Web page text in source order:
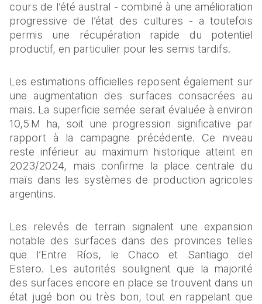
cours de l’été austral - combiné à une amélioration
progressive de l’état des cultures - a toutefois
permis une récupération rapide du potentiel
productif, en particulier pour les semis tardifs.
Les estimations officielles reposent également sur
une augmentation des surfaces consacrées au
maïs. La superficie semée serait évaluée à environ
10,5 M ha, soit une progression significative par
rapport à la campagne précédente. Ce niveau
reste inférieur au maximum historique atteint en
2023/2024, mais confirme la place centrale du
maïs dans les systèmes de production agricoles
argentins.
Les relevés de terrain signalent une expansion
notable des surfaces dans des provinces telles
que l’Entre Ríos, le Chaco et Santiago del
Estero. Les autorités soulignent que la majorité
des surfaces encore en place se trouvent dans un
état jugé bon ou très bon, tout en rappelant que